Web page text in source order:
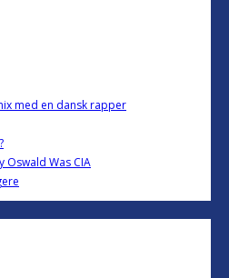
med en dansk rapper
Oswald Was CIA